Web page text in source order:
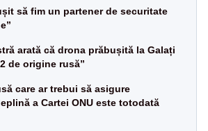
să fim un partener de securitate
arată că drona prăbușită la Galați
de origine rusă”
care ar trebui să asigure
a Cartei ONU este totodată